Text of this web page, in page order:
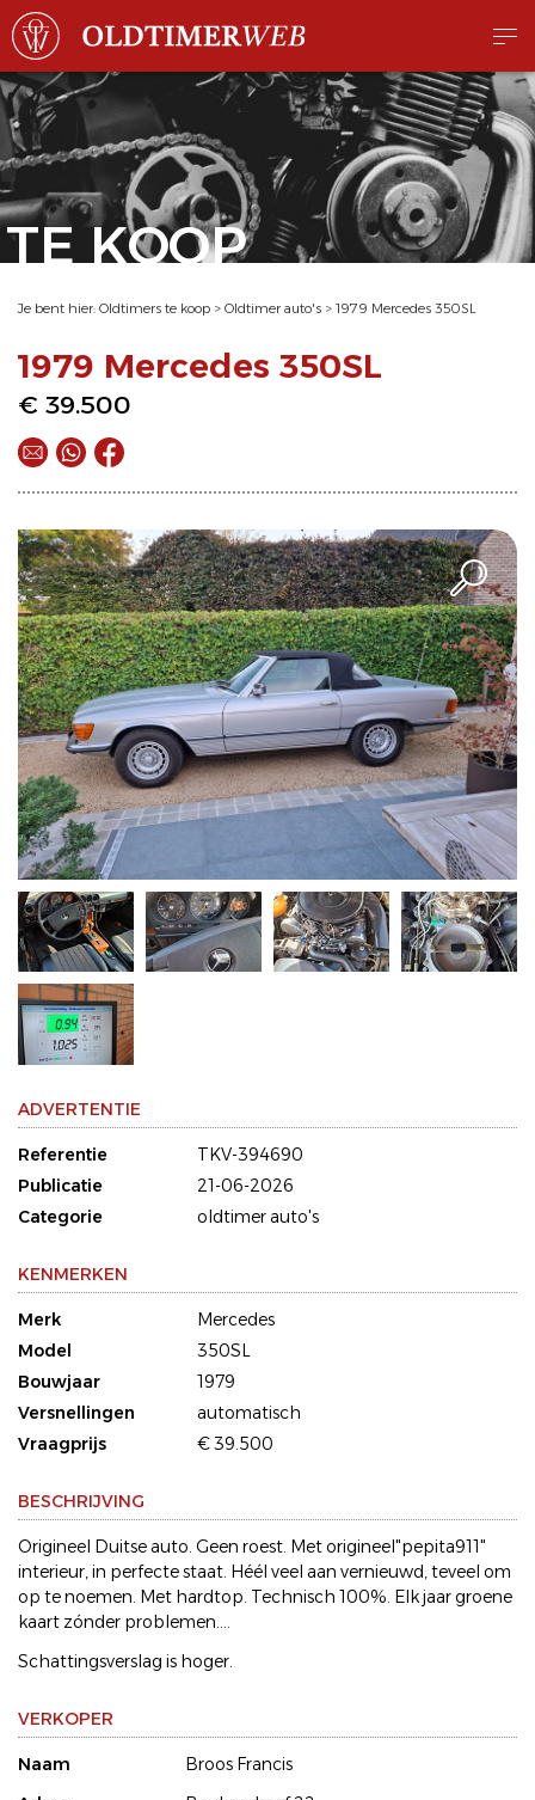
TE KOOP
Je bent hier: Oldtimers te koop > Oldtimer auto's > 1979 Mercedes 350SL
1979 Mercedes 350SL
€ 39.500
ADVERTENTIE
Referentie
TKV-394690
Publicatie
21-06-2026
Categorie
oldtimer auto's
KENMERKEN
Merk
Mercedes
Model
350SL
Bouwjaar
1979
Versnellingen
automatisch
Vraagprijs
€ 39.500
BESCHRIJVING
Origineel Duitse auto. Geen roest. Met origineel"pepita911"
interieur, in perfecte staat. Héél veel aan vernieuwd, teveel om
op te noemen. Met hardtop. Technisch 100%. Elk jaar groene
kaart zónder problemen....
Schattingsverslag is hoger.
VERKOPER
Naam
Broos Francis